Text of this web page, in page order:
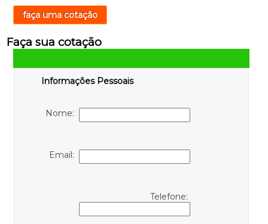
faça uma cotação
Faça sua cotação
Informações Pessoais
Nome:
Email:
Telefone: